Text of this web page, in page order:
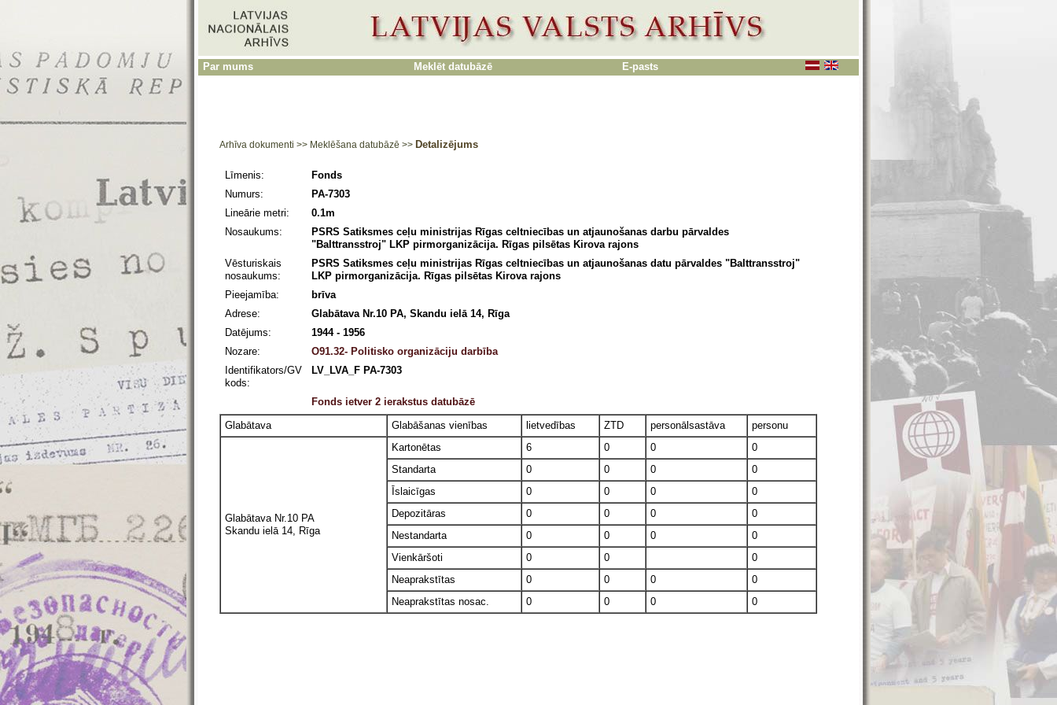
Par mums Meklēt datubāzē E-pasts
Arhīva dokumenti >> Meklēšana datubāzē >> Detalizējums
Līmenis:
Fonds
Numurs:
PA-7303
Lineārie metri:
0.1m
Nosaukums:
PSRS Satiksmes ceļu ministrijas Rīgas celtniecības un atjaunošanas darbu pārvaldes
"Balttransstroj" LKP pirmorganizācija. Rīgas pilsētas Kirova rajons
Vēsturiskais
nosaukums:
PSRS Satiksmes ceļu ministrijas Rīgas celtniecības un atjaunošanas datu pārvaldes "Balttransstroj"
LKP pirmorganizācija. Rīgas pilsētas Kirova rajons
Pieejamība:
brīva
Adrese:
Glabātava Nr.10 PA, Skandu ielā 14, Rīga
Datējums:
1944 - 1956
Nozare:
O91.32- Politisko organizāciju darbība
Identifikators/GV
kods:
LV_LVA_F PA-7303
Fonds ietver 2 ierakstus datubāzē
Glabātava
Glabāšanas vienības lietvedības ZTD personālsastāva personu
Glabātava Nr.10 PA
Skandu ielā 14, Rīga
Kartonētas 6 0 0
0
Standarta
0 0 0
0
Īslaicīgas
0 0 0
0
Depozitāras
0 0 0
0
Nestandarta
0 0 0
0
Vienkāršoti
0 0
0
Neaprakstītas
0 0 0
0
Neaprakstītas nosac.
0 0 0 0